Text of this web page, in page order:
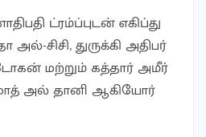
ட்ரம்ப்புடன் எகிப்து
சிசி, துருக்கி அதிபர்
மற்றும் கத்தார் அமீர்
அல் தானி ஆகியோர்